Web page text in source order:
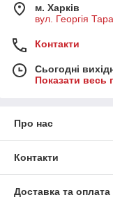
м. Харків
вул. Георгія
Контакти
Сьогодні
Показати весь
Про нас
Контакти
Доставка та оплата